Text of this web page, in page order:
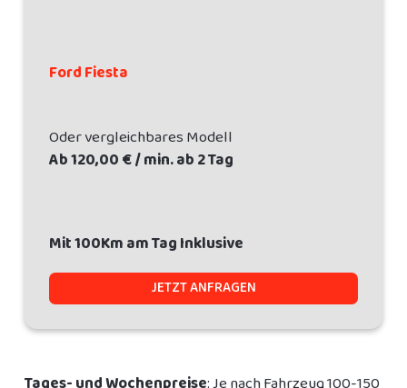
Ford Fiesta
Oder vergleichbares Modell
Ab 120,00 € / min. ab 2 Tag
Mit 100Km am Tag Inklusive
JETZT ANFRAGEN